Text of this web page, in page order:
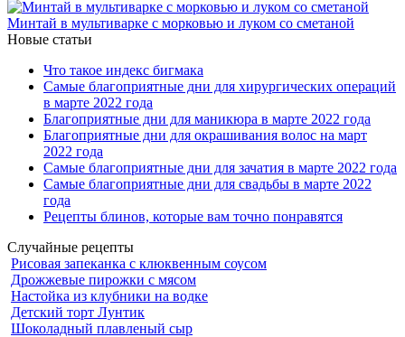
Минтай в мультиварке с морковью и луком со сметаной
Новые статьи
Что такое индекс бигмака
Самые благоприятные дни для хирургических операций
в марте 2022 года
Благоприятные дни для маникюра в марте 2022 года
Благоприятные дни для окрашивания волос на март
2022 года
Самые благоприятные дни для зачатия в марте 2022 года
Самые благоприятные дни для свадьбы в марте 2022
года
Рецепты блинов, которые вам точно понравятся
Случайные рецепты
Рисовая запеканка с клюквенным соусом
Дрожжевые пирожки с мясом
Настойка из клубники на водке
Детский торт Лунтик
Шоколадный плавленый сыр